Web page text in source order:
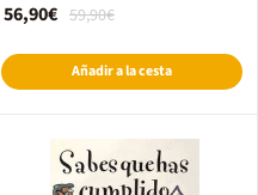
59,90€
56,90€
Añadir a la cesta